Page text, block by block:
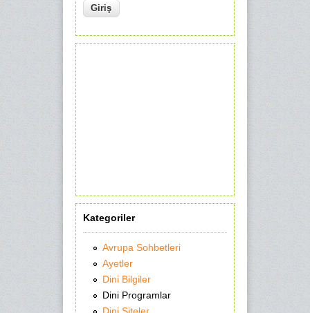
Kategoriler
Avrupa Sohbetleri
Ayetler
Dini Bilgiler
Dini Programlar
Dini Siteler